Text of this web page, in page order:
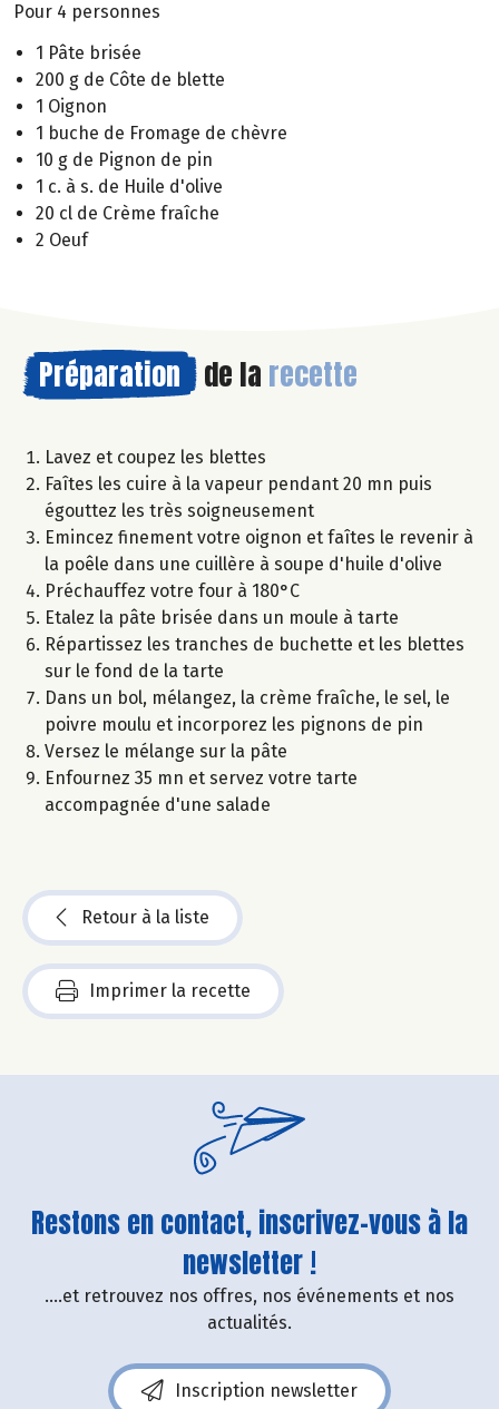
Pour 4 personnes
1 Pâte brisée
200 g de Côte de blette
1 Oignon
1 buche de Fromage de chèvre
10 g de Pignon de pin
1 c. à s. de Huile d'olive
20 cl de Crème fraîche
2 Oeuf
Préparation de la recette
Lavez et coupez les blettes
Faîtes les cuire à la vapeur pendant 20 mn puis
égouttez les très soigneusement
Emincez finement votre oignon et faîtes le revenir à
la poêle dans une cuillère à soupe d'huile d'olive
Préchauffez votre four à 180°C
Etalez la pâte brisée dans un moule à tarte
Répartissez les tranches de buchette et les blettes
sur le fond de la tarte
Dans un bol, mélangez, la crème fraîche, le sel, le
poivre moulu et incorporez les pignons de pin
Versez le mélange sur la pâte
Enfournez 35 mn et servez votre tarte
accompagnée d'une salade
Retour à la liste
Imprimer la recette
Restons en contact, inscrivez-vous à la
newsletter !
....et retrouvez nos offres, nos événements et nos
actualités.
Inscription newsletter